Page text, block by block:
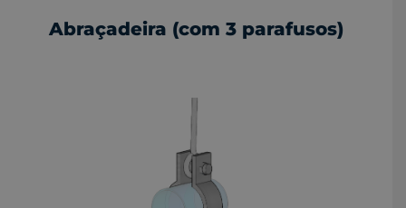
Abraçadeira (com 3 parafusos)